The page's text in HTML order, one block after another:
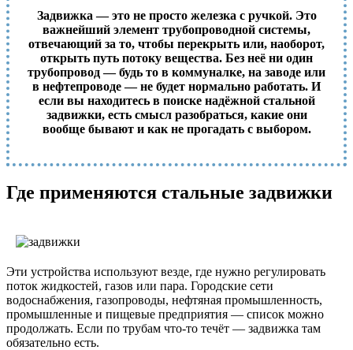
Задвижка — это не просто железка с ручкой. Это
важнейший элемент трубопроводной системы,
отвечающий за то, чтобы перекрыть или, наоборот,
открыть путь потоку вещества. Без неё ни один
трубопровод — будь то в коммуналке, на заводе или
в нефтепроводе — не будет нормально работать. И
если вы находитесь в поиске надёжной стальной
задвижки, есть смысл разобраться, какие они
вообще бывают и как не прогадать с выбором.
Где применяются стальные задвижки
Эти устройства используют везде, где нужно регулировать
поток жидкостей, газов или пара. Городские сети
водоснабжения, газопроводы, нефтяная промышленность,
промышленные и пищевые предприятия — список можно
продолжать. Если по трубам что-то течёт — задвижка там
обязательно есть.